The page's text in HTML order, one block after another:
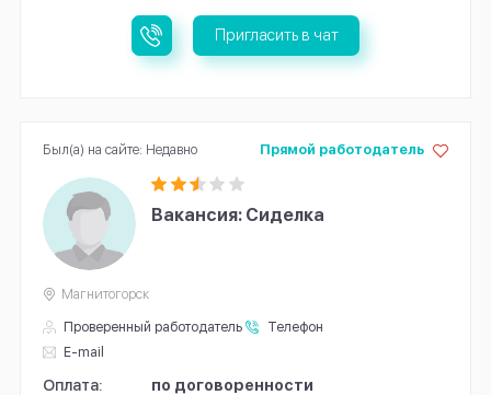
Пригласить в чат
Вакансия: Сиделка
Проверенный работодатель
Телефон
E-mail
Прямой работодатель
Магнитогорск
Оплата: по договоренности
Был(а) на сайте: Недавно